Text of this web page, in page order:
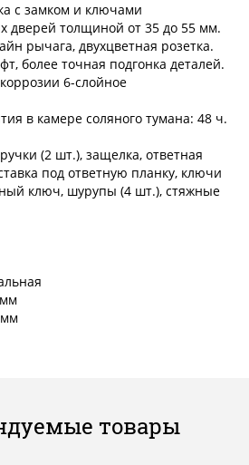
с замком и ключами
дверей толщиной от 35 до 55 мм.
рычага, двухцветная розетка.
более точная подгонка деталей.
6-слойное
в камере соляного тумана: 48 ч.
(2 шт.), защелка, ответная
под ответную планку, ключи
ключ, шурупы (4 шт.), стяжные
товары